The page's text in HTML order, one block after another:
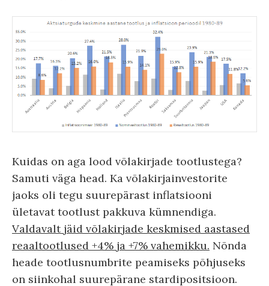
Kuidas on aga lood võlakirjade tootlustega?
Samuti väga head. Ka võlakirjainvestorite
jaoks oli tegu suurepärast inflatsiooni
ületavat tootlust pakkuva kümnendiga.
Valdavalt jäid võlakirjade keskmised aastased
reaaltootlused +4% ja +7% vahemikku. Nõnda
heade tootlusnumbrite peamiseks põhjuseks
on siinkohal suurepärane stardipositsioon.